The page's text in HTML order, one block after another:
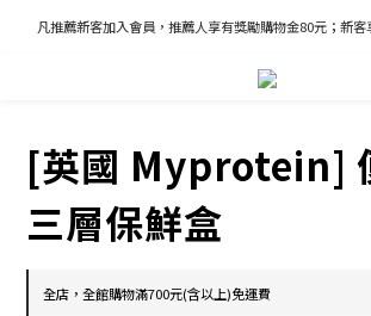
凡推薦新客加入會員，推薦人享有獎勵購物金80元；新客
凡推薦新客加入會員，推薦人享有獎勵購物金80元；新客
新加入會員立即獲得100購物金
[英國 Myprotein]
三層保鮮盒
全店，全館購物滿700元(含以上)免運費